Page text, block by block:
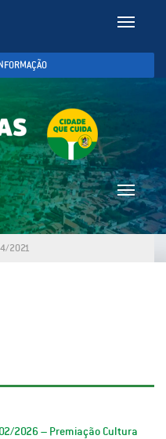
Toggle
Toggle
2021
02/2026 – Premiação Cultura